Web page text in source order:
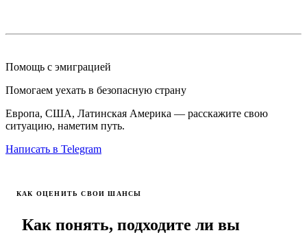
Помощь с эмиграцией
Помогаем уехать в безопасную страну
Европа, США, Латинская Америка — расскажите свою
ситуацию, наметим путь.
Написать в Telegram
КАК ОЦЕНИТЬ СВОИ ШАНСЫ
Как понять, подходите ли вы